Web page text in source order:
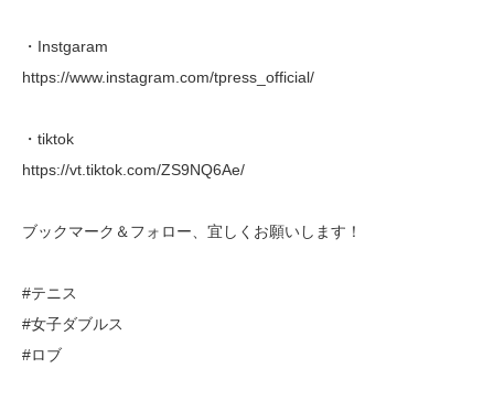
・Instgaram
https://www.instagram.com/tpress_official/
・tiktok
https://vt.tiktok.com/ZS9NQ6Ae/
ブックマーク＆フォロー、宜しくお願いします！
#テニス
#女子ダブルス
#ロブ